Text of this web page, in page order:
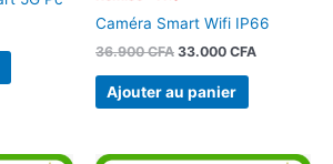
Caméra Smart Wifi IP66
36.900CFA 33.000 CFA
Ajouter au panier